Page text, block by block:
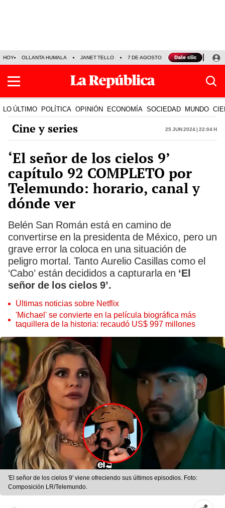
HOY OLLANTA HUMALA JANET TELLO 7 DE AGOSTO TINKA RESULTADOS
LO ÚLTIMO POLÍTICA OPINIÓN ECONOMÍA SOCIEDAD MUNDO
Cine y series 25 Jun 2024 | 22:04 h
‘El señor de los cielos 9’
capítulo 92 COMPLETO por
Telemundo: horario, canal y
dónde ver
Belén San Román está en camino de
convertirse en la presidenta de México, pero un
grave error la coloca en una situación de
peligro mortal. Tanto Aurelio Casillas como el
‘Cabo’ están decididos a capturarla en ‘El
señor de los cielos 9’.
Últimas noticias sobre Netflix
'Michael' se convierte en la película biográfica más
taquillera de la historia: recaudó US$ 997 millones
'El señor de los cielos 9' viene ofreciendo sus últimos episodios. Foto:
Composición LR/Telemundo.